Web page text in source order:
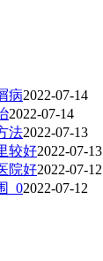
病2022-07-14
2022-07-14
法2022-07-13
较好2022-07-13
院好2022-07-12
_02022-07-12